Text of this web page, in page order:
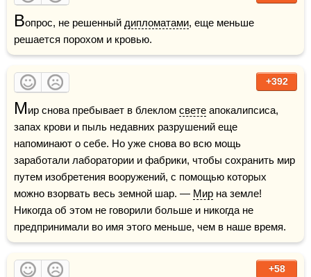
Вопрос, не решенный дипломатами, еще меньше
решается порохом и кровью.
+392
Мир снова пребывает в блеклом свете апокалипсиса,
запах крови и пыль недавних разрушений еще
напоминают о себе. Но уже снова во всю мощь
заработали лаборатории и фабрики, чтобы сохранить мир
путем изобретения вооружений, с помощью которых
можно взорвать весь земной шар. — Мир на земле!
Никогда об этом не говорили больше и никогда не
предпринимали во имя этого меньше, чем в наше время.
+58